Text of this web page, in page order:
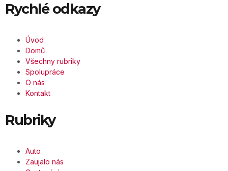
Rychlé odkazy
Úvod
Domů
Všechny rubriky
Spolupráce
O nás
Kontakt
Rubriky
Auto
Zaujalo nás